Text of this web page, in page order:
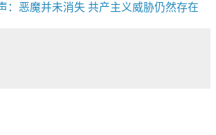
：恶魔并未消失 共产主义威胁仍然存在